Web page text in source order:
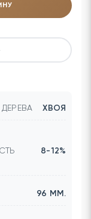
ХВОЯ
8-12%
96 ММ.